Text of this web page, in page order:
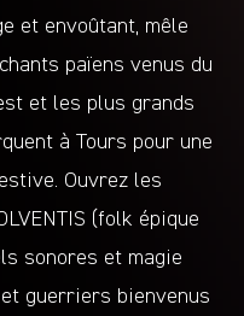
et envoûtant, mêle
païens venus du
et les plus grands
à Tours pour une
Ouvrez les
(folk épique
sonores et magie
guerriers bienvenus